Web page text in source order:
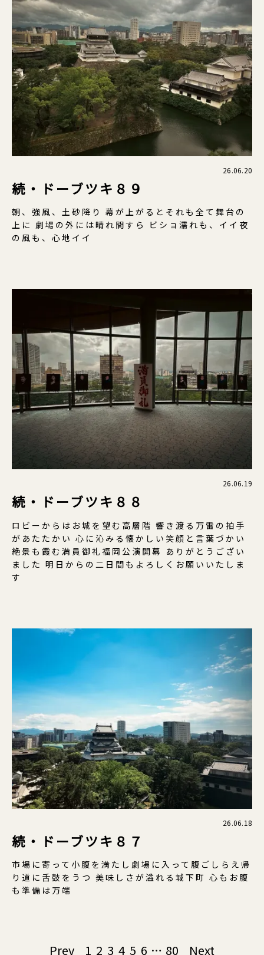
26.06.20
続・ドーブツキ８９
朝、強風、土砂降り 幕が上がるとそれも全て舞台の
上に 劇場の外には晴れ間すら ビショ濡れも、イイ夜
の風も、心地イイ
26.06.19
続・ドーブツキ８８
ロビーからはお城を望む高層階 響き渡る万雷の拍手
があたたかい 心に沁みる懐かしい笑顔と言葉づかい
絶景も霞む満員御礼福岡公演開幕 ありがとうござい
ました 明日からの二日間もよろしくお願いいたしま
す
26.06.18
続・ドーブツキ８７
市場に寄って小腹を満たし劇場に入って腹ごしらえ帰
り道に舌鼓をうつ 美味しさが溢れる城下町 心もお腹
も準備は万端
Prev 1 2 3 4 5 6 … 80 Next